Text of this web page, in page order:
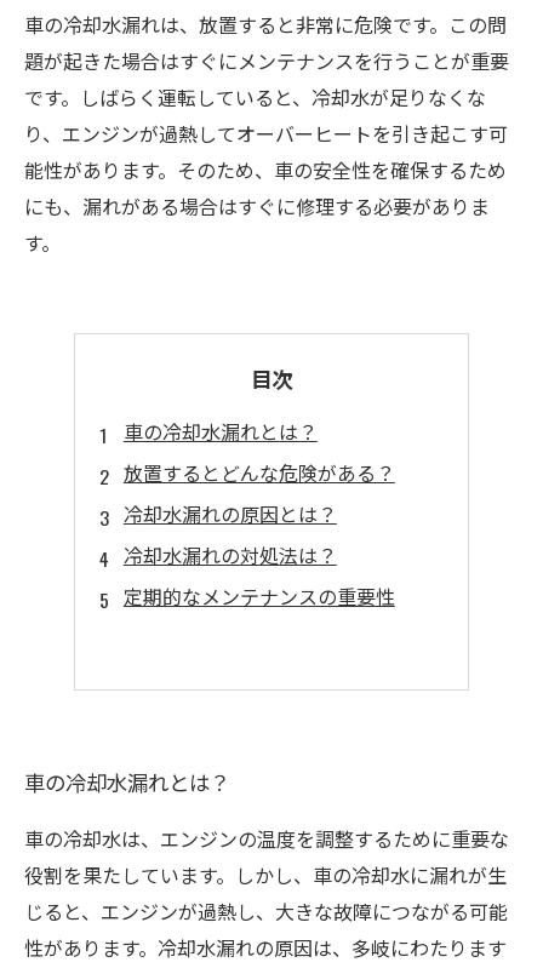
車の冷却水漏れは、放置すると非常に危険です。この問
題が起きた場合はすぐにメンテナンスを行うことが重要
です。しばらく運転していると、冷却水が足りなくな
り、エンジンが過熱してオーバーヒートを引き起こす可
能性があります。そのため、車の安全性を確保するため
にも、漏れがある場合はすぐに修理する必要がありま
す。
目次
車の冷却水漏れとは？
放置するとどんな危険がある？
冷却水漏れの原因とは？
冷却水漏れの対処法は？
定期的なメンテナンスの重要性
車の冷却水漏れとは？
車の冷却水は、エンジンの温度を調整するために重要な
役割を果たしています。しかし、車の冷却水に漏れが生
じると、エンジンが過熱し、大きな故障につながる可能
性があります。冷却水漏れの原因は、多岐にわたります